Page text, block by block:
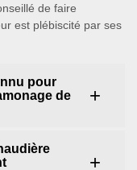
de faire
est plébiscité par ses
pour
de